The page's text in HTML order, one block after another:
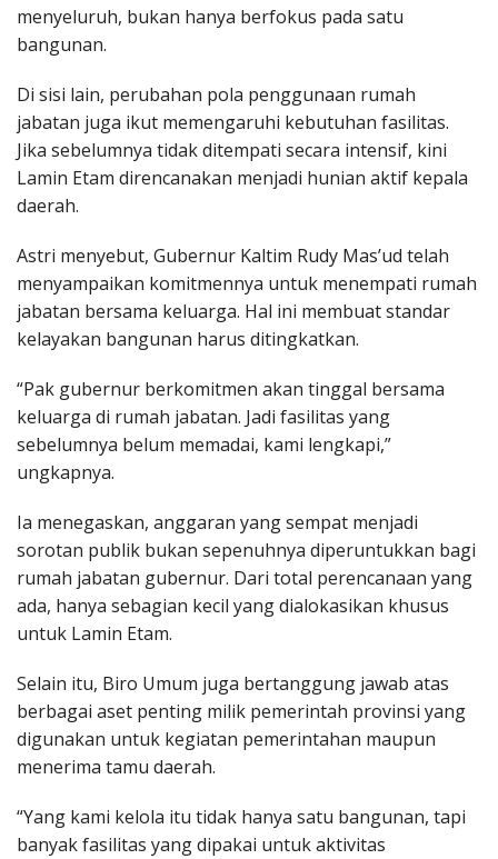
menyeluruh, bukan hanya berfokus pada satu
bangunan.
Di sisi lain, perubahan pola penggunaan rumah
jabatan juga ikut memengaruhi kebutuhan fasilitas.
Jika sebelumnya tidak ditempati secara intensif, kini
Lamin Etam direncanakan menjadi hunian aktif kepala
daerah.
Astri menyebut, Gubernur Kaltim Rudy Mas’ud telah
menyampaikan komitmennya untuk menempati rumah
jabatan bersama keluarga. Hal ini membuat standar
kelayakan bangunan harus ditingkatkan.
“Pak gubernur berkomitmen akan tinggal bersama
keluarga di rumah jabatan. Jadi fasilitas yang
sebelumnya belum memadai, kami lengkapi,”
ungkapnya.
Ia menegaskan, anggaran yang sempat menjadi
sorotan publik bukan sepenuhnya diperuntukkan bagi
rumah jabatan gubernur. Dari total perencanaan yang
ada, hanya sebagian kecil yang dialokasikan khusus
untuk Lamin Etam.
Selain itu, Biro Umum juga bertanggung jawab atas
berbagai aset penting milik pemerintah provinsi yang
digunakan untuk kegiatan pemerintahan maupun
menerima tamu daerah.
“Yang kami kelola itu tidak hanya satu bangunan, tapi
banyak fasilitas yang dipakai untuk aktivitas